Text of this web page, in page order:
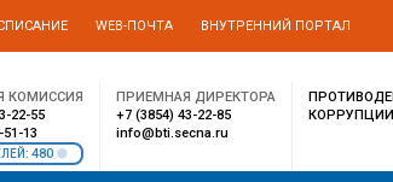
WEB-ПОЧТА ВНУТРЕННИЙ ПОРТАЛ
КОМИССИЯ
22-55
13
480
ПРИЕМНАЯ ДИРЕКТОРА
+7 (3854) 43-22-85
info@bti.secna.ru
КОРРУПЦИИ